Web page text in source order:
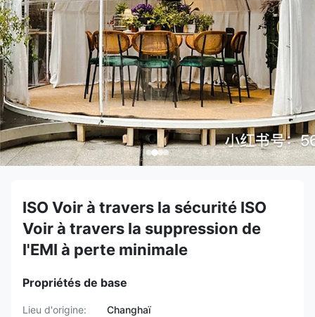
ISO Voir à travers la sécurité ISO
Voir à travers la suppression de
l'EMI à perte minimale
Propriétés de base
Lieu d'origine:
Changhaï